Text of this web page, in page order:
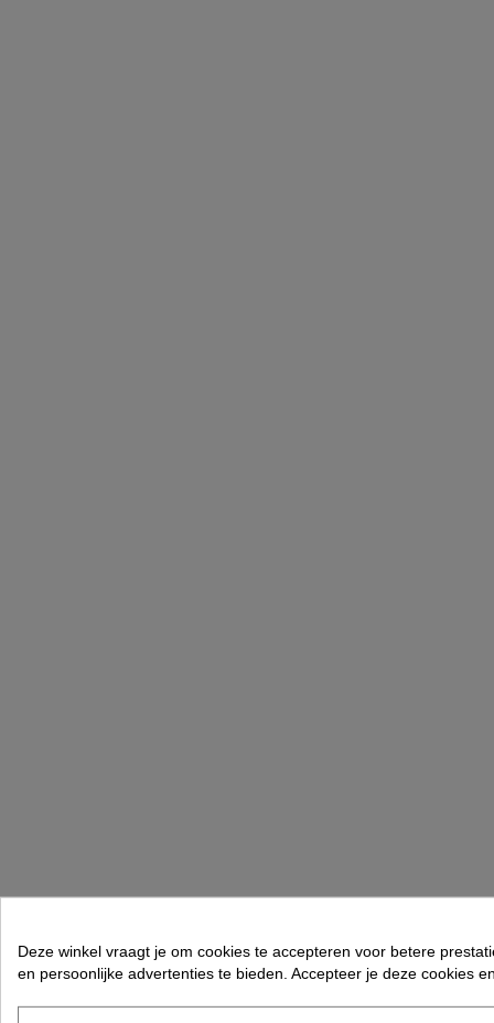
Deze winkel vraagt je om cookies te accepteren voor betere
en persoonlijke advertenties te bieden. Accepteer je deze cookies